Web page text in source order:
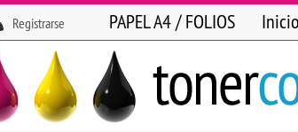
Registrarse PAPEL A4 / FOLIOS Inicio